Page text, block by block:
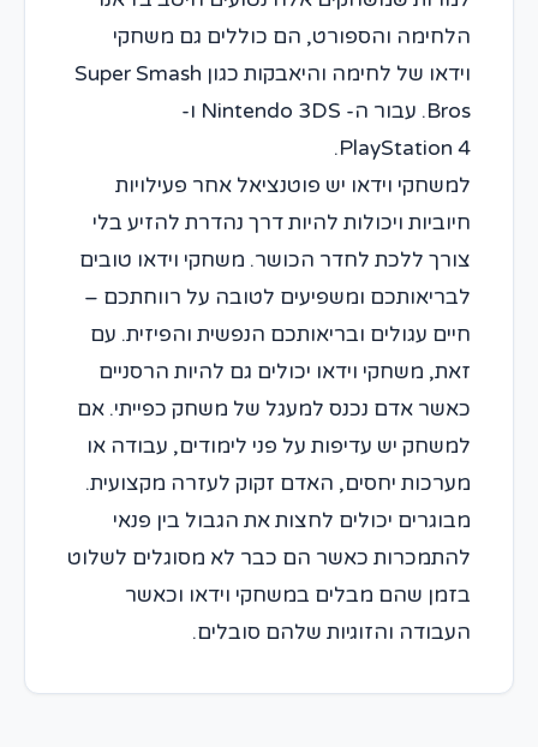
הלחימה והספורט, הם כוללים גם משחקי
וידאו של לחימה והיאבקות כגון Super Smash
Bros. עבור ה- Nintendo 3DS ו-
PlayStation 4.
למשחקי וידאו יש פוטנציאל אחר פעילויות
חיוביות ויכולות להיות דרך נהדרת להזיע בלי
צורך ללכת לחדר הכושר. משחקי וידאו טובים
לבריאותכם ומשפיעים לטובה על רווחתכם –
חיים עגולים ובריאותכם הנפשית והפיזית. עם
זאת, משחקי וידאו יכולים גם להיות הרסניים
כאשר אדם נכנס למעגל של משחק כפייתי. אם
למשחק יש עדיפות על פני לימודים, עבודה או
מערכות יחסים, האדם זקוק לעזרה מקצועית.
מבוגרים יכולים לחצות את הגבול בין פנאי
להתמכרות כאשר הם כבר לא מסוגלים לשלוט
בזמן שהם מבלים במשחקי וידאו וכאשר
העבודה והזוגיות שלהם סובלים.